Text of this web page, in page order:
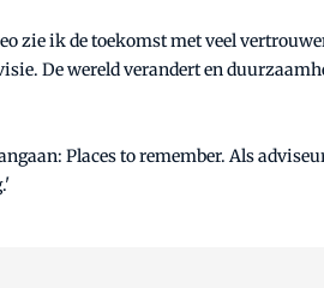
zie ik de toekomst met veel
De wereld verandert en
Places to remember. Als